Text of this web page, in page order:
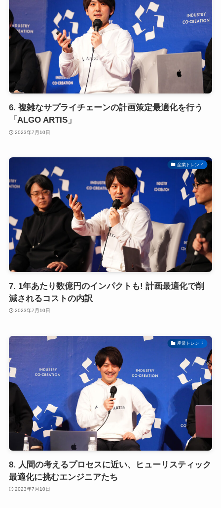
6. 複雑なサプライチェーンの計画策定最適化を行う
「ALGO ARTIS」
2023年7月10日
産業トレンド
7. 1年あたり数億円のインパクトも! 計画最適化で削
減されるコストの内訳
2023年7月10日
産業トレンド
8. 人間の考えるプロセスに近い、ヒューリスティック
最適化に挑むエンジニアたち
2023年7月10日